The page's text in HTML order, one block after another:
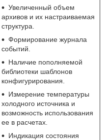
Увеличенный объем
архивов и их настраиваемая
структура.
Формирование журнала
событий.
Наличие пополняемой
библиотеки шаблонов
конфигурирования.
Измерение температуры
холодного источника и
возможность использования
ее в расчетах.
Индикация состояния